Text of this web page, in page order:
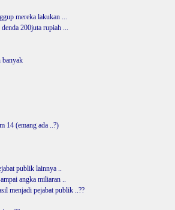
mereka lakukan ...
200juta rupiah ...
banyak
14 (emang ada ..?)
publik lainnya ..
angka miliaran ..
menjadi pejabat publik ..??